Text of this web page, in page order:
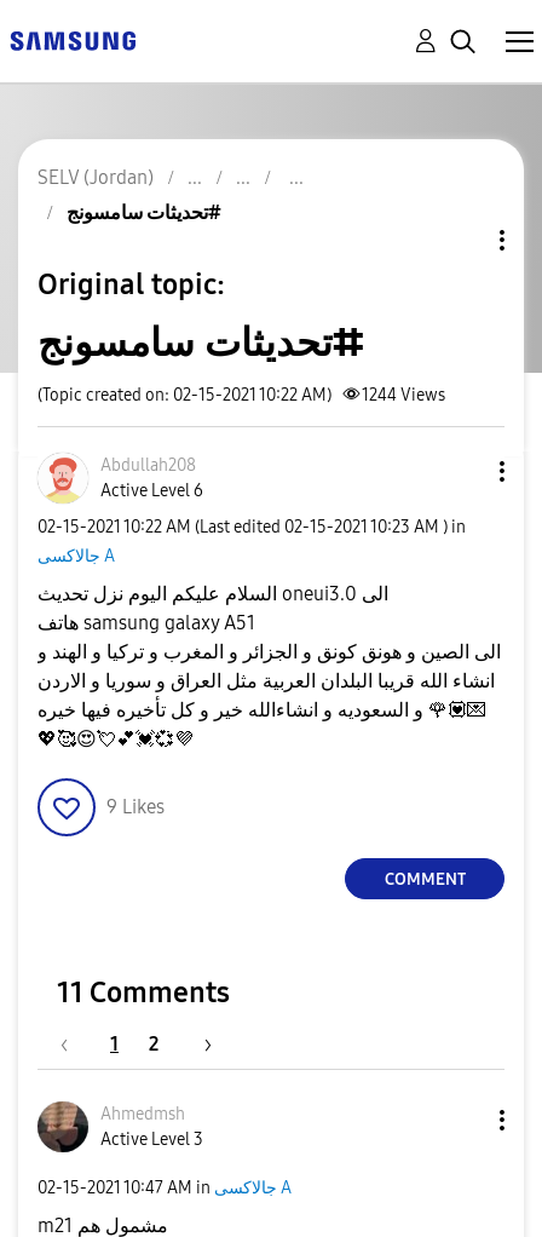
SELV (Jordan)
تحديثات سامسونج#
Original topic:
تحديثات سامسونج#
(Topic created on: 02-15-2021 10:22 AM) 1244Views
Abdullah208
Active Level 6
‎02-15-2021 10:22 AM (Last edited ‎02-15-2021 10:23 AM ) in
جالاكسى A
السلام عليكم اليوم نزل تحديث oneui3.0 الى
هاتف samsung galaxy A51
الى الصين و هونق كونق و الجزائر و المغرب و تركيا و الهند و
انشاء الله قريبا البلدان العربية مثل العراق و سوريا و الاردن
🌹💟💌
💖🥰😍💘💕💓💞💜
9 Likes
COMMENT
11 Comments
1 2
Ahmedmsh
Active Level 3
‎02-15-2021 10:47 AM in جالاكسى A
m21 مشمول هم